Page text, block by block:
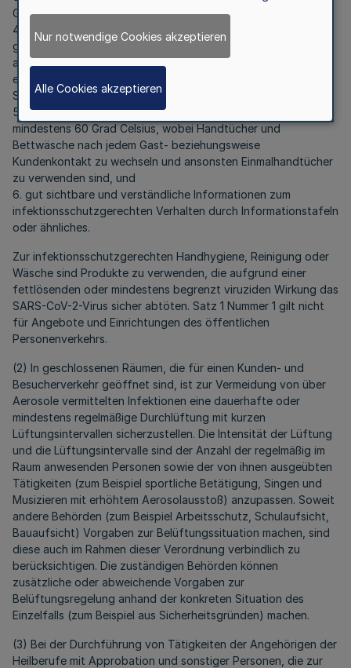
Gast-/Kundenkontakt,
4. das Spülen des den Kundinnen und Kunden zur Verfügung
gestellten Geschirrs bei mindestens 60 Grad Celsius, nur
ausnahmsweise sind niedrigere Temperaturen mit
entsprechend wirksamen Tensiden beziehungsweise
Spülmitteln ausreichend,
5. das Waschen von gebrauchten Textilien und ähnlichem bei
mindestens 60 Grad Celsius, wobei Handtücher und
Bettwäsche nach jedem Gast- beziehungsweise
Kundenkontakt zu wechseln und ansonsten Einmalhandtücher
zu verwenden sind, und
6. gut sichtbare und verständliche Informationen zum
infektionsschutzgerechten Verhalten durch Informationstafeln
oder ähnliches.
Zur infektionsschutzgerechten Handhygiene, Reinigung oder
Wäsche sind Produkte zu verwenden, die aufgrund einer
fettlösenden oder mindestens begrenzt viruziden Wirkung das
SARS-CoV-2-Virus sicher abtöten. Satz 1 Nummer 1 gilt nicht
für Angebote und Einrichtungen des öffentlichen
Personenverkehrs.
(2) In geschlossenen Räumen, die für einen Kunden- und
Besucherverkehr geöffnet sind, ist zur Vermeidung von über
Aerosole vermittelten Infektionen eine dauerhafte oder
mindestens regelmäßige Durchlüftung mit kurzen
Lüftungsintervallen sicherzustellen. Die Intensität der Lüftung
und die Lüftungsintervalle sind der Anzahl der regelmäßig im
Raum anwesenden Personen sowie der von ihnen ausgeübten
Tätigkeiten (zum Beispiel sportliche Betätigung, Singen und
Musizieren mit erhöhtem Aerosolausstoß) anzupassen. Soweit
andere Behörden (zum Beispiel Arbeitsschutz, Schulaufsicht,
Bauaufsicht) Vorgaben zur Belüftungssituation machen, sind
diese auch im Rahmen dieser Verordnung verbindlich zu
berücksichtigen. Die zuständigen Behörden können
zusätzliche oder abweichende Vorgaben zur
Belüftungsregelung anhand der konkreten Situation des
Einzelfalls (zum Beispiel aus Sicherheitsgründen) machen.
(3) Bei der Durchführung von Tätigkeiten der Angehörigen der
Heilberufe mit Approbation und sonstiger Personen, die zur
Nur notwendige Cookies akzeptieren
Alle Cookies akzeptieren